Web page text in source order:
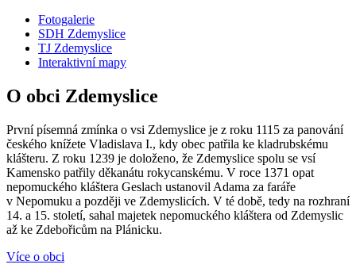
Fotogalerie
SDH Zdemyslice
TJ Zdemyslice
Interaktivní mapy
O obci Zdemyslice
První písemná zmínka o vsi Zdemyslice je z roku 1115 za panování
českého knížete Vladislava I., kdy obec patřila ke kladrubskému
klášteru. Z roku 1239 je doloženo, že Zdemyslice spolu se vsí
Kamensko patřily děkanátu rokycanskému. V roce 1371 opat
nepomuckého kláštera Geslach ustanovil Adama za faráře
v Nepomuku a později ve Zdemyslicích. V té době, tedy na rozhraní
14. a 15. století, sahal majetek nepomuckého kláštera od Zdemyslic
až ke Zdebořicům na Plánicku.
Více o obci